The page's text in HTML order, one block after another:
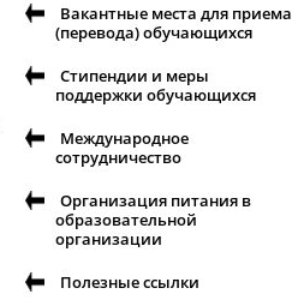
Вакантные места для приема
(перевода) обучающихся
Стипендии и меры
поддержки обучающихся
Международное
сотрудничество
Организация питания в
образовательной
организации
Полезные ссылки